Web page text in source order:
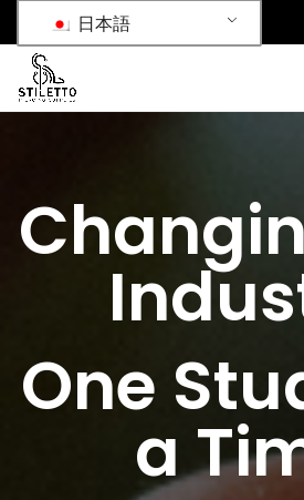
日本語
One
a